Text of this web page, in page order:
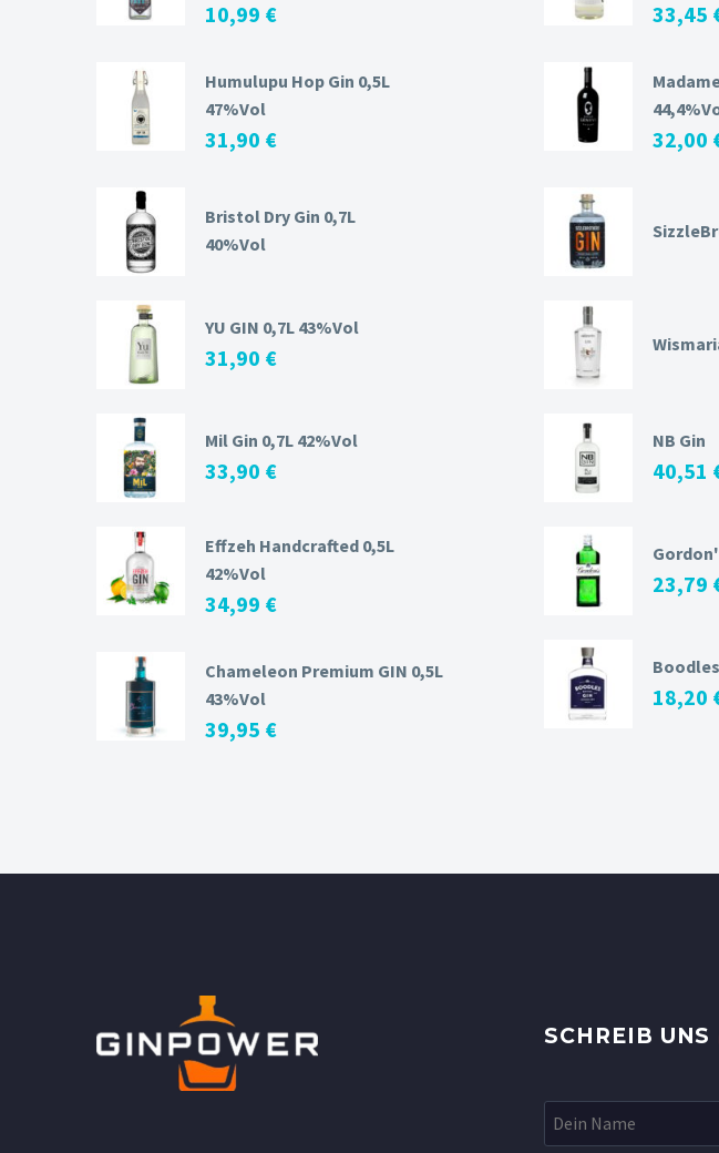
10,99 €
Humulupu Hop Gin 0,5L
47%Vol
31,90 €
Bristol Dry Gin 0,7L
40%Vol
YU GIN 0,7L 43%Vol
31,90 €
Mil Gin 0,7L 42%Vol
33,90 €
Effzeh Handcrafted 0,5L
42%Vol
34,99 €
Chameleon Premium GIN 0,5L
43%Vol
39,95 €
33,45
32,00
NB Gin
40,51
23,79
18,20
SCHREIB UNS